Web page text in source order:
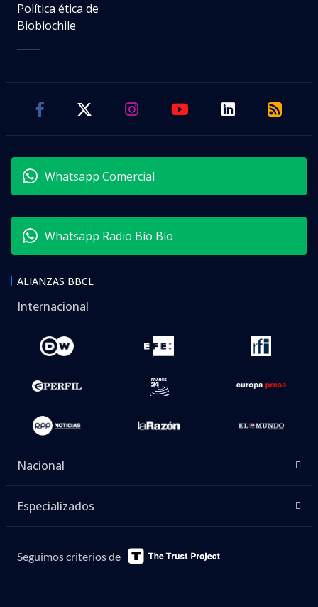
Política ética de
Biobiochile
Whatsapp Comercial
Whatsapp Radio Bío Bío
ALIANZAS BBCL
Internacional
Nacional
Especializados
Seguimos criterios de